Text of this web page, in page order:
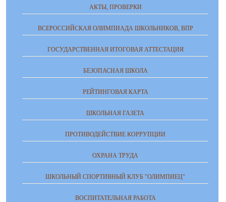
АКТЫ, ПРОВЕРКИ
ВСЕРОССИЙСКАЯ ОЛИМПИАДА ШКОЛЬНИКОВ, ВПР
ГОСУДАРСТВЕННАЯ ИТОГОВАЯ АТТЕСТАЦИЯ
БЕЗОПАСНАЯ ШКОЛА
РЕЙТИНГОВАЯ КАРТА
ШКОЛЬНАЯ ГАЗЕТА
ПРОТИВОДЕЙСТВИЕ КОРРУПЦИИ
ОХРАНА ТРУДА
ШКОЛЬНЫЙ СПОРТИВНЫЙ КЛУБ "ОЛИМПИЕЦ"
ВОСПИТАТЕЛЬНАЯ РАБОТА